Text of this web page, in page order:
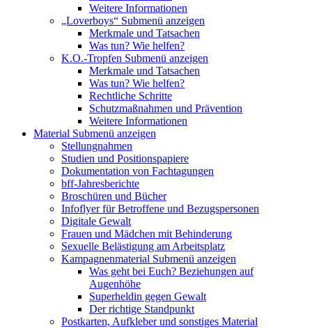
Weitere Informationen
„Loverboys“ Submenü anzeigen
Merkmale und Tatsachen
Was tun? Wie helfen?
K.O.-Tropfen Submenü anzeigen
Merkmale und Tatsachen
Was tun? Wie helfen?
Rechtliche Schritte
Schutzmaßnahmen und Prävention
Weitere Informationen
Material Submenü anzeigen
Stellungnahmen
Studien und Positionspapiere
Dokumentation von Fachtagungen
bff-Jahresberichte
Broschüren und Bücher
Infoflyer für Betroffene und Bezugspersonen
Digitale Gewalt
Frauen und Mädchen mit Behinderung
Sexuelle Belästigung am Arbeitsplatz
Kampagnenmaterial Submenü anzeigen
Was geht bei Euch? Beziehungen auf
Augenhöhe
Superheldin gegen Gewalt
Der richtige Standpunkt
Postkarten, Aufkleber und sonstiges Material